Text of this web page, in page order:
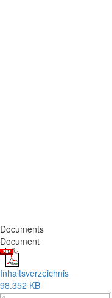
Documents
Document
Inhaltsverzeichnis
98.352 KB